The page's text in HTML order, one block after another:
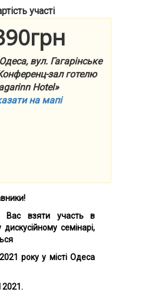
участі
вул. Гагарінське
зал готелю
Hotel»
на мапі
Вас взяти участь в
семінарі,
року у місті Одеса